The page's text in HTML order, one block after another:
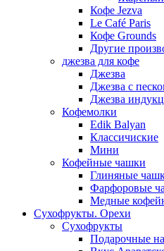
Кофе Jezva
Le Café Paris
Кофе Grounds
Другие
джезва для кофе
Джезва
Джезва с
Джезва
Кофемолки
Edik Balyan
Классичиские
Мини
Кофейные чашки
Глиняные
Фарфоровые
Медные
Сухофрукты. Орехи
Сухофрукты
Подарочные